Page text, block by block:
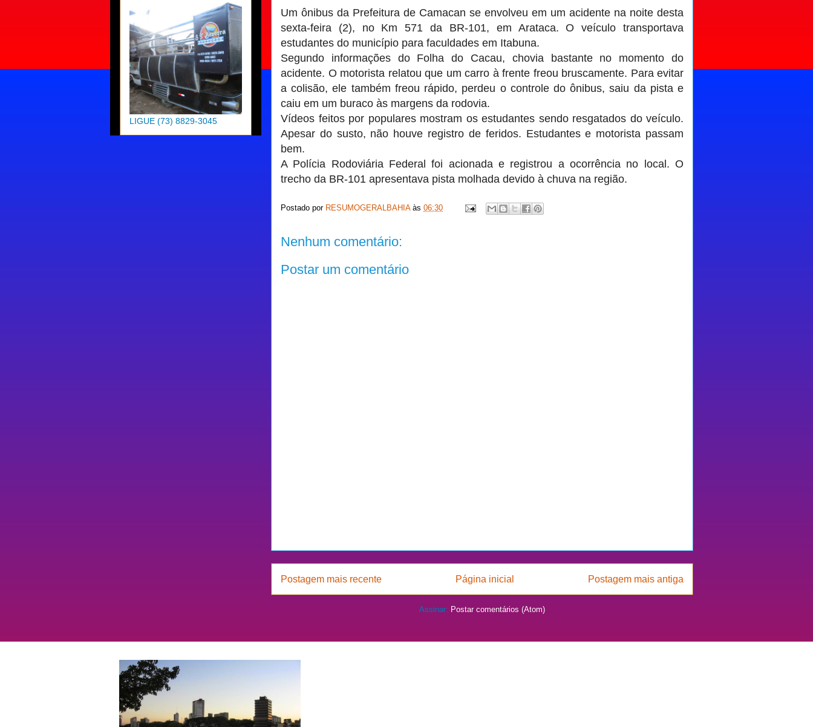
Um ônibus da Prefeitura de Camacan se envolveu em um acidente na noite desta
sexta-feira (2), no Km 571 da BR-101, em Arataca. O veículo transportava
estudantes do município para faculdades em Itabuna.
Segundo informações do Folha do Cacau, chovia bastante no momento do
acidente. O motorista relatou que um carro à frente freou bruscamente. Para evitar
a colisão, ele também freou rápido, perdeu o controle do ônibus, saiu da pista e
caiu em um buraco às margens da rodovia.
Vídeos feitos por populares mostram os estudantes sendo resgatados do veículo.
Apesar do susto, não houve registro de feridos. Estudantes e motorista passam
bem.
A Polícia Rodoviária Federal foi acionada e registrou a ocorrência no local. O
trecho da BR-101 apresentava pista molhada devido à chuva na região.
Postado por RESUMOGERALBAHIA às 06:30
Nenhum comentário:
Postar um comentário
Postagem mais recente Postagem mais antiga
Página inicial
Assinar: Postar comentários (Atom)
LIGUE (73) 8829-3045